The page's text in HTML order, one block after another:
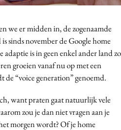
we er midden in, de zogenaamde
sinds november de Google home
adaptie is in geen enkel ander land zo
groeien vanaf nu op met een
de “voice generation” genoemd.
want praten gaat natuurlijk vele
zou je dan niet vragen aan je
morgen wordt? Of je home